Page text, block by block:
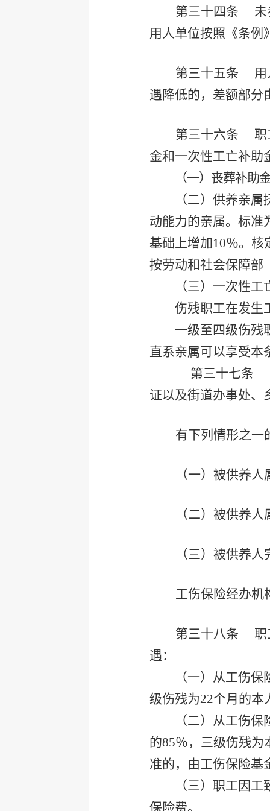
第三十四条 未
用人单位按照《条例
第三十五条 用
遇降低的，差额部分
第三十六条 职
金和一次性工亡补助
（一）丧葬补助
（二）供养亲属抚
动能力的亲属。标准
基础上增加10％。
按劳动和社会保障部
（三）一次性工亡
伤残职工在发生工
一级至四级伤残职
直系亲属可以享受本
第三十七条 申请
证以及街道办事处、
有下列情形之一
（一）被供养
（二）被供养
（三）被供养
工伤保险经办机
第三十八条 职
遇：
（一）从工伤保险
级伤残为22个月的本
（二）从工伤保险
的85％，三级伤残为
准的，由工伤保险基
（三）职工因工致
保险费。